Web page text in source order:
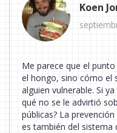
Koen
Me parece que el
el hongo, sino cómo el
alguien vulnerable. Si
qué no se le advirtió
públicas? La
es también del sistema